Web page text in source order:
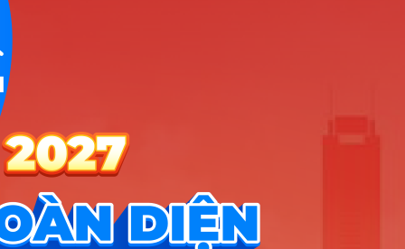
Về chúng tôi
Liên hệ
Chính sách bảo mật